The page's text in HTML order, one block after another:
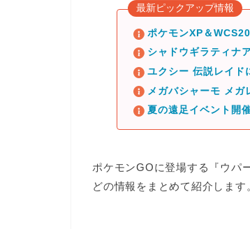
最新ピックアップ情報
ポケモンXP＆
シャドウギラティナ
ユクシー 伝説レイド
メガバシャーモ メガ
夏の遠足イベント開
ポケモンGOに登場する 『ウパ
どの情報をまとめて紹介します